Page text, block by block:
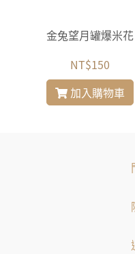
金兔望月罐爆米花
NT$150
加入購物車